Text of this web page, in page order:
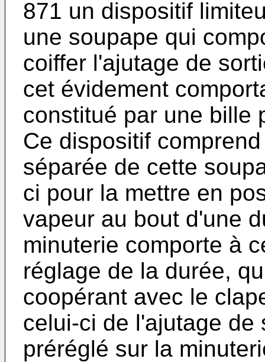
871 un dispositif
une soupape qui
coiffer l'ajutage de
cet évidement
constitué par une bille
Ce dispositif
séparée de cette
ci pour la mettre en
vapeur au bout d'une
minuterie comporte à
réglage de la durée,
coopérant avec le
celui-ci de l'ajutage de
préréglé sur la